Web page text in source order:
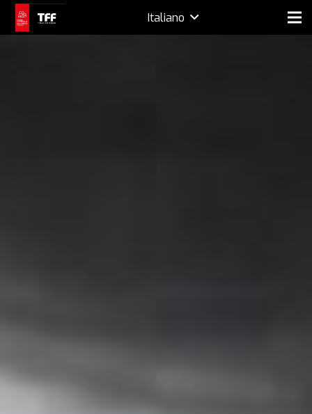
Italiano